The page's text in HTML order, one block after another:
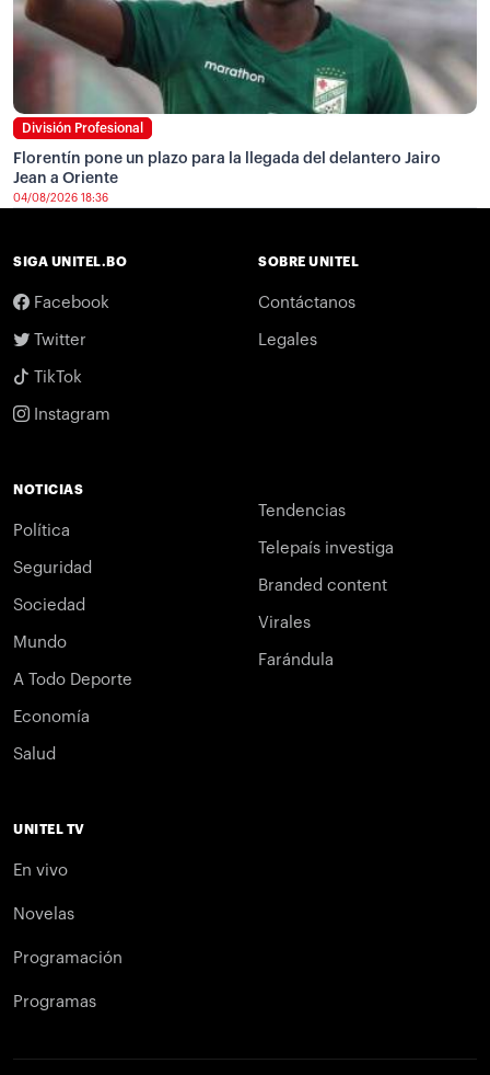
División Profesional
Florentín pone un plazo para la llegada del delantero Jairo
Jean a Oriente
04/08/2026 18:36
SIGA UNITEL.BO
Facebook
Twitter
TikTok
Instagram
SOBRE UNITEL
Contáctanos
Legales
NOTICIAS
Política
Seguridad
Sociedad
Mundo
A Todo Deporte
Economía
Salud
Tendencias
Telepaís investiga
Branded content
Virales
Farándula
UNITEL TV
En vivo
Novelas
Programación
Programas